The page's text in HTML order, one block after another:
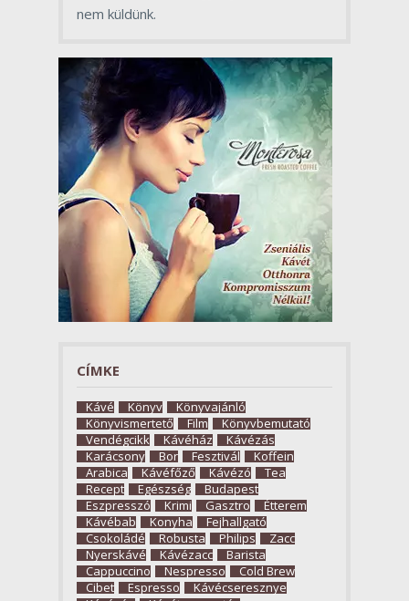
nem küldünk.
CÍMKE
Kávé Könyv
Könyvajánló
Könyvismertető
Film
Könyvbemutató
Vendégcikk
Kávéház
Kávézás
Karácsony
Bor Fesztivál
Koffein
Arabica
Kávéfőző Kávézó
Tea
Recept
Egészség
Budapest
Eszpresszó
Krimi Gasztro
Étterem
Kávébab
Konyha
Fejhallgató
Csokoládé
Robusta Philips
Zacc
Nyerskávé
Kávézacc
Barista
Cappuccino
Nespresso
Cold Brew
Cibet
Espresso
Kávécseresznye